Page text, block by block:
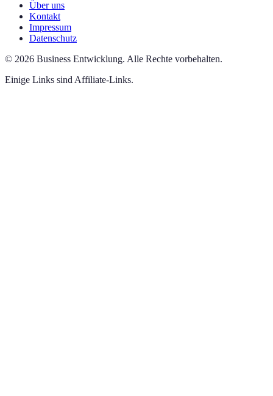
Über uns
Kontakt
Impressum
Datenschutz
© 2026 Business Entwicklung. Alle Rechte vorbehalten.
Einige Links sind Affiliate-Links.